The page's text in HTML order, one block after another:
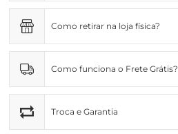
Como retirar na loja física?
Como funciona o Frete Grátis?
Troca e Garantia